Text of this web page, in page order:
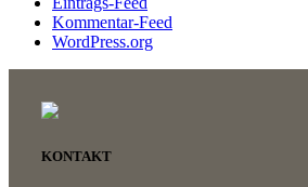
Kommentar-Feed
WordPress.org
KONTAKT